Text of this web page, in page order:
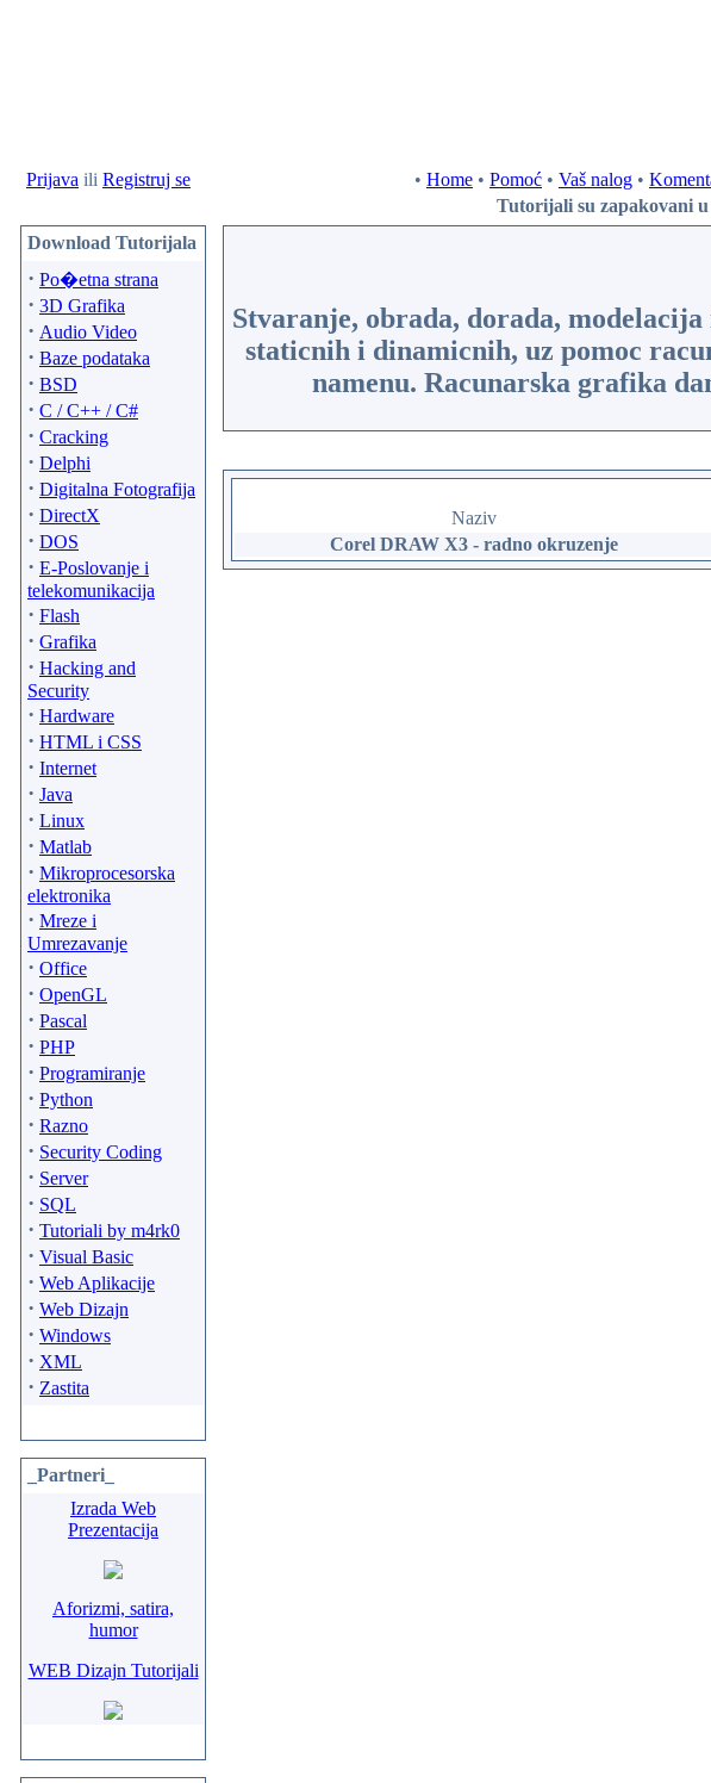
Prijava ili Registruj se • Home • Pomoć • Vaš nalog •
Tutorijali su zapakovani
Download Tutorijala
· Po�etna strana
· 3D Grafika
· Audio Video
· Baze podataka
· BSD
· C / C++ / C#
· Cracking
· Delphi
· Digitalna Fotografija
· DirectX
· DOS
· E-Poslovanje i
telekomunikacija
· Flash
· Grafika
· Hacking and
Security
· Hardware
· HTML i CSS
· Internet
· Java
· Linux
· Matlab
· Mikroprocesorska
elektronika
· Mreze i
Umrezavanje
· Office
· OpenGL
· Pascal
· PHP
· Programiranje
· Python
· Razno
· Security Coding
· Server
· SQL
· Tutoriali by m4rk0
· Visual Basic
· Web Aplikacije
· Web Dizajn
· Windows
· XML
· Zastita
_Partneri_
Izrada Web
Prezentacija
Aforizmi, satira,
humor
WEB Dizajn Tutorijali
Stvaranje, obrada, dorada,
staticnih i dinamicnih, uz pomoc
namenu. Racunarska grafika
Naziv
Corel DRAW X3 - radno okruzenje